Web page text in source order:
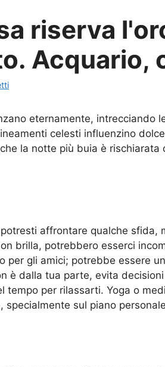
riserva
Acquario,
eternamente, intrecciando
celesti influenzino
la notte più buia è
affrontare qualche
brilla, potrebbero esserci
per gli amici; potrebbe essere
è dalla tua parte, evita
tempo per rilassarti. Yoga o
specialmente sul piano